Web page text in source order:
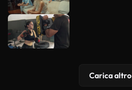
Carica altro